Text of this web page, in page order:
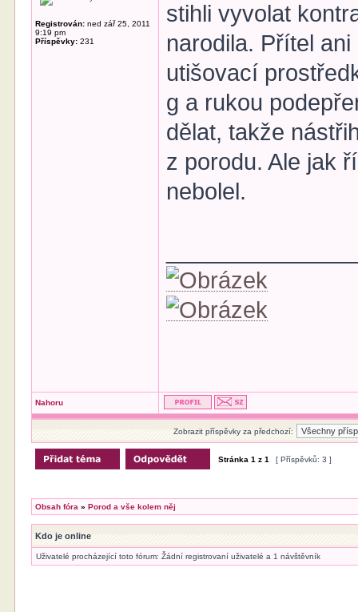
Registrován: ned zář 25, 2011
9:19 pm
Příspěvky: 231
stihli vyvolat
narodila. Přítel
utišovací
g a rukou
dělat, takže
z porodu. Ale jak
nebolel.
Nahoru
Zobrazit příspěvky za předchozí:
Stránka1 z1 [ Příspěvků: 3 ]
Obsah fóra »Porod a vše kolem něj
Kdo je online
Uživatelé procházející toto fórum: Žádní registrovaní uživatelé a 1 návštěvník